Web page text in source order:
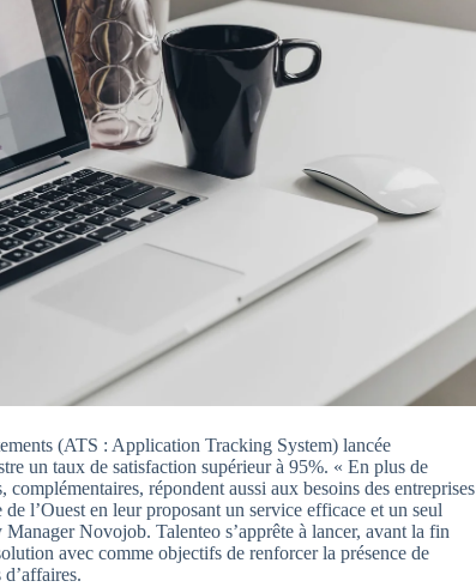
(ATS : Application Tracking System) lancée
un taux de satisfaction supérieur à 95%. « En plus de
répondent aussi aux besoins des entreprises
l’Ouest en leur proposant un service efficace et un seul
Manager Novojob. Talenteo s’apprête à lancer, avant la fin
avec comme objectifs de renforcer la présence de